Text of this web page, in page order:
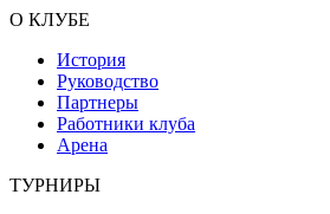
О КЛУБЕ
История
Руководство
Партнеры
Работники клуба
Арена
ТУРНИРЫ